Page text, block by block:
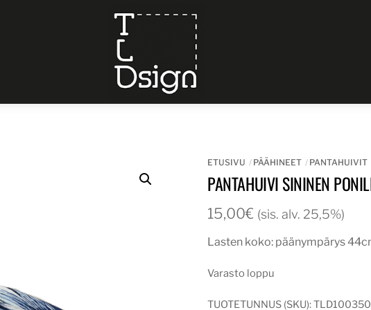
ETUSIVU PÄÄHINEET PANTAHUIVIT
PANTAHUIVI SININEN
15,00€ (sis. alv. 25,5%)
Lasten koko: päänympärys
Varasto loppu
TUOTETUNNUS (SKU):TLD100350